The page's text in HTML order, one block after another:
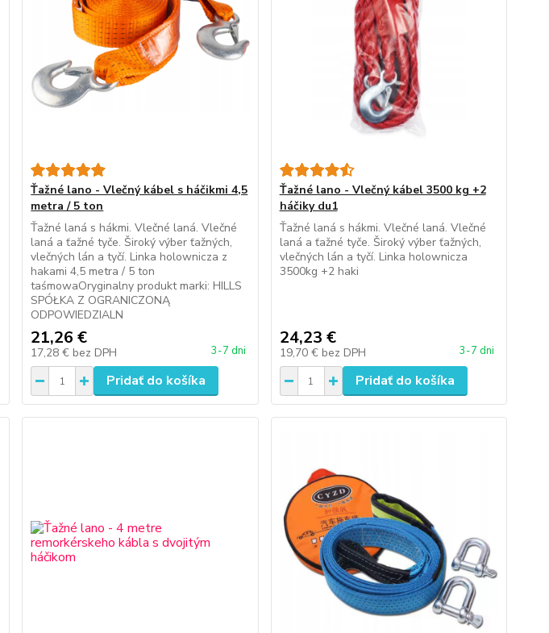
Ťažné lano - Vlečný kábel s háčikmi 4,5
metra / 5 ton
Ťažné laná s hákmi. Vlečné laná. Vlečné
laná a ťažné tyče. Široký výber ťažných,
vlečných lán a tyčí. Linka holownicza z
hakami 4,5 metra / 5 ton
taśmowaOryginalny produkt marki: HILLS
SPÓŁKA Z OGRANICZONĄ
ODPOWIEDZIALN
21,26 €
17,28 € bez DPH 3-7 dni
Pridať do košíka
Ťažné lano - Vlečný kábel 3500 kg +2
háčiky du1
Ťažné laná s hákmi. Vlečné laná. Vlečné
laná a ťažné tyče. Široký výber ťažných,
vlečných lán a tyčí. Linka holownicza
3500kg +2 haki
24,23 €
19,70 € bez DPH 3-7 dni
Pridať do košíka